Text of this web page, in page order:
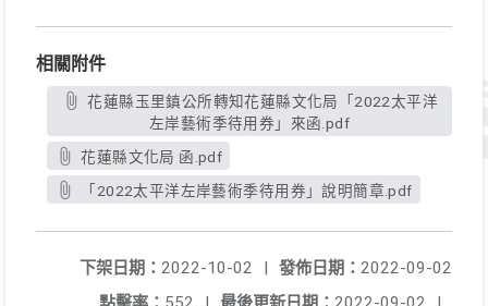
相關附件
花蓮縣玉里鎮公所轉知花蓮縣文化局「2022太平洋
左岸藝術季待用券」來函.pdf
花蓮縣文化局 函.pdf
「2022太平洋左岸藝術季待用券」說明簡章.pdf
發佈日期： 2022-09-02
下架日期： 2022-10-02
|